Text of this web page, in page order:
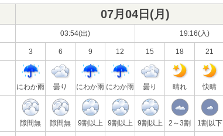
07月04日(月 )
03:54(出) 19:16(入)
3 6 9 12 15 18 21
にわか雨 曇り にわか雨 にわか雨 曇り 晴れ 快晴
隙間無 隙間無 9割以上 9割以上 9割以上 2～3割 1割以下